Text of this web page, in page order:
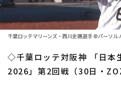
1軍公式戦
ファーム東地区
ファーム西地区
選手名鑑トップ
北海道日本ハムファイ
東北楽天ゴールデンイ
ニュース
千葉ロッテマリーンズ・西川史礁選手 ©パーソル
◇千葉ロッテ対阪神 「日本
2026」第2回戦（30日・